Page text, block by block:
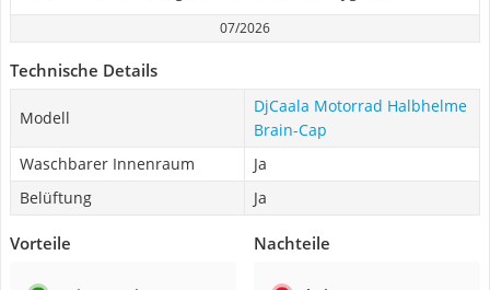
07/2026
Technische Details
Modell
DjCaala Motorrad Halbhelme
Brain-Cap
Waschbarer Innenraum
Ja
Belüftung
Ja
Vorteile Nachteile